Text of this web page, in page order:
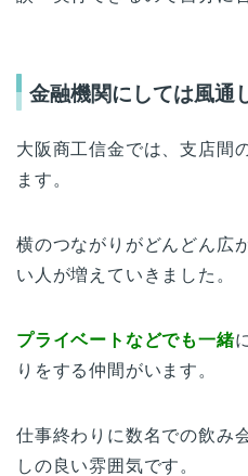
金融機関にしては風通
大阪商工信金では、支店間
ます。
横のつながりがどんどん広
い人が増えていきました。
プライベートなどでも一緒
りをする仲間がいます。
仕事終わりに数名での飲み
しの良い雰囲気です。